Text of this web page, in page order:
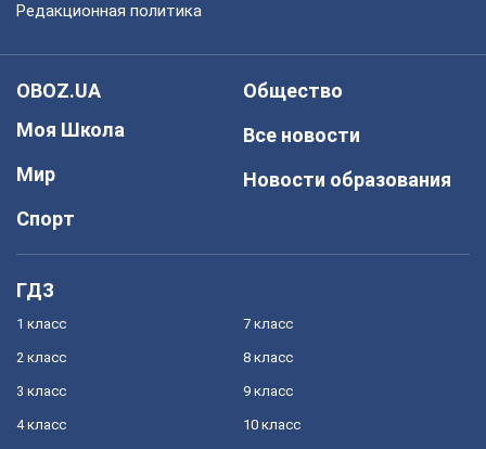
Редакционная политика
OBOZ.UA
Моя Школа
Мир
Спорт
Общество
Все новости
Новости образования
ГДЗ
1 класс
2 класс
3 класс
4 класс
7 класс
8 класс
9 класс
10 класс